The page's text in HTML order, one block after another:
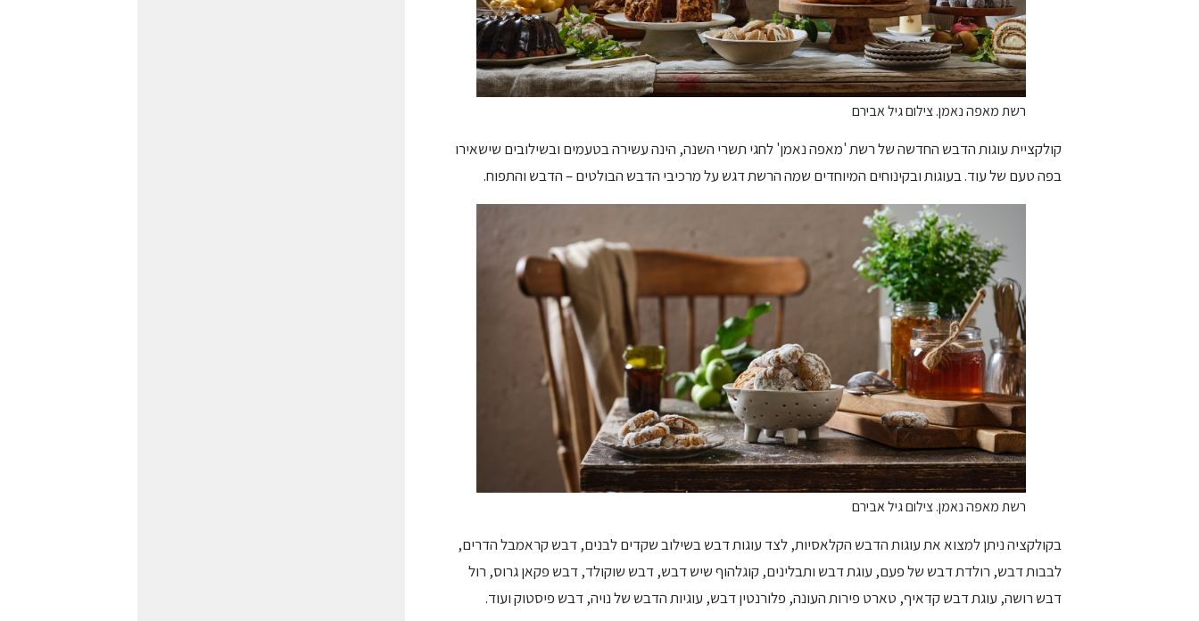
רשת מאפה נאמן. צילום גיל אבירם
קולקציית עוגות הדבש החדשה של רשת 'מאפה נאמן' לחגי תשרי השנה, הינה עשירה בטעמים ובשילובים שישאירו
בפה טעם של עוד. בעוגות ובקינוחים המיוחדים שמה הרשת דגש על מרכיבי הדבש הבולטים – הדבש והתפוח.
רשת מאפה נאמן. צילום גיל אבירם
בקולקציה ניתן למצוא את עוגות הדבש הקלאסיות, לצד עוגות דבש בשילוב שקדים לבנים, דבש קראמבל הדרים,
לבבות דבש, רולדת דבש של פעם, עוגת דבש ותבלינים, קוגלהוף שיש דבש, דבש שוקולד, דבש פקאן גרוס, רול
דבש רושה, עוגת דבש קדאיף, טארט פירות העונה, פלורנטין דבש, עוגיות הדבש של נויה, דבש פיסטוק ועוד.